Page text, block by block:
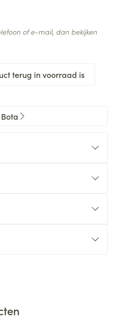
terug in voorraad is
of e-mail, dan bekijken